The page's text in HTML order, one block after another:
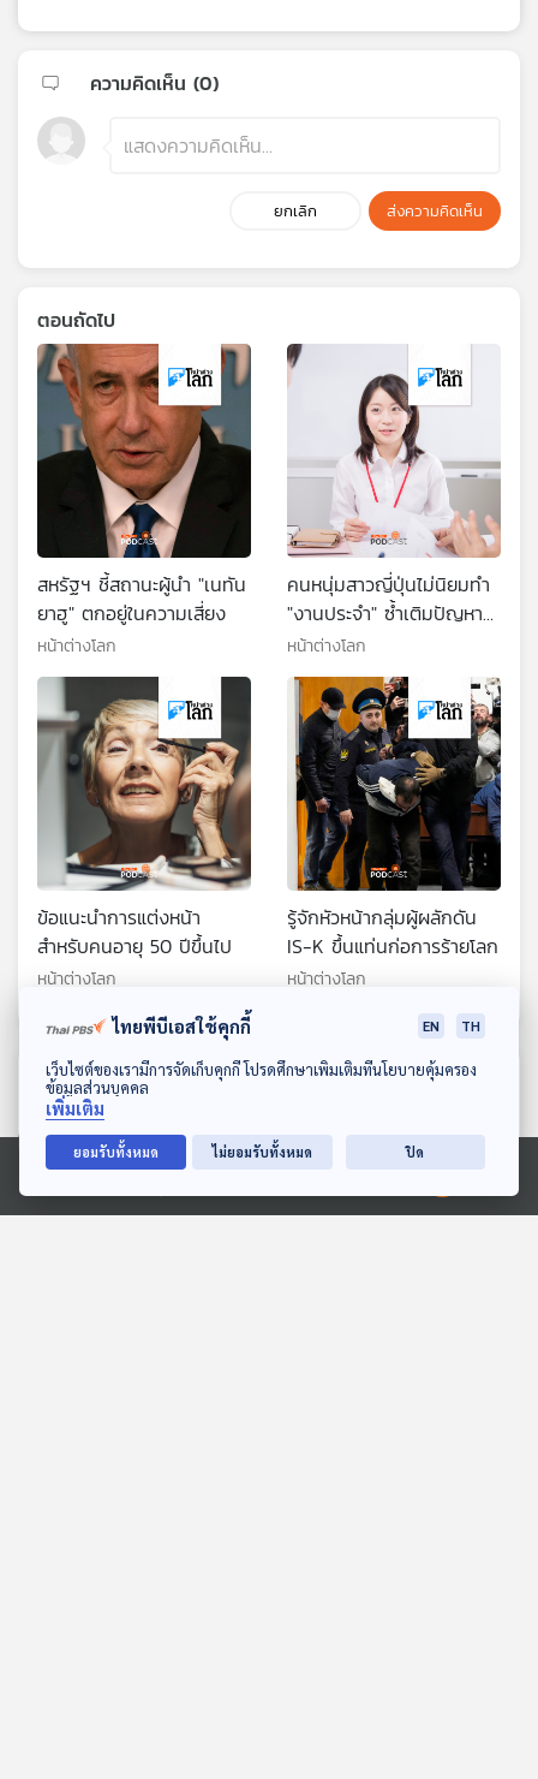
ดาวน์โหลด Thai PBS Podcast Application
Ⓒ 2020 องค์การกระจายเสียงและแพร่ภาพสาธารณะแห่งประเทศไทย
ความคิดเห็น (0)
ยกเลิก ส่งความคิดเห็น
ตอนถัดไป
สหรัฐฯ ชี้สถานะผู้นำ "เนทัน
ยาฮู" ตกอยู่ในความเสี่ยง
หน้าต่างโลก
คนหนุ่มสาวญี่ปุ่นไม่นิยมทำ
"งานประจำ" ซ้ำเติมปัญหา
สังคมผู้สูงวัย
หน้าต่างโลก
ข้อแนะนำการแต่งหน้า
สำหรับคนอายุ 50 ปีขึ้นไป
หน้าต่างโลก
รู้จักหัวหน้ากลุ่มผู้ผลักดัน
IS-K ขึ้นแท่นก่อการร้ายโลก
หน้าต่างโลก
ตอนที่เกี่ยวข้อง
ไทยพีบีเอสใช้คุกกี้ EN TH
เว็บไซต์ของเรามีการจัดเก็บคุกกี้ โปรดศึกษาเพิ่มเติมที่นโยบายคุ้มครอง
ข้อมูลส่วนบุคคล
เพิ่มเติม
ยอมรับทั้งหมด ไม่ยอมรับทั้งหมด ปิด